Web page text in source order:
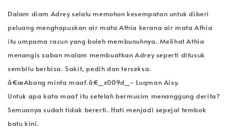
Dalam diam Adrey selalu memohon kesempatan untuk diberi
peluang menghapuskan air mata Athia kerana air mata Athia
itu umpama racun yang boleh membunuhnya. Melihat Athia
menangis saban malam membuatkan Adrey seperti ditusuk
sembilu berbisa. Sakit, pedih dan terseksa.
â€œAbang minta maaf.â€_x009d_- Luqman Aisy.
Untuk apa kata maaf itu setelah bermusim menanggung derita?
Semuanya sudah tidak bererti. Hati menjadi sepejal tembok
batu kini.